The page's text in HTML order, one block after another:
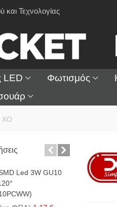
και Τεχνολογίας
LED Φωτισμός
XO
Led 3W GU10